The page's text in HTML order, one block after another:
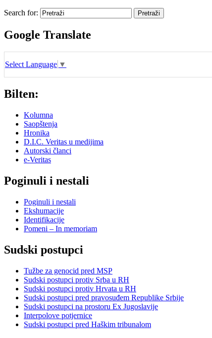
Search for:
Google Translate
Select Language ▼
Bilten:
Kolumna
Saopštenja
Hronika
D.I.C. Veritas u medijima
Autorski članci
e-Veritas
Poginuli i nestali
Poginuli i nestali
Ekshumacije
Identifikacije
Pomeni – In memoriam
Sudski postupci
Tužbe za genocid pred MSP
Sudski postupci protiv Srba u RH
Sudski postupci protiv Hrvata u RH
Sudski postupci pred pravosuđem Republike Srbije
Sudski postupci na prostoru Ex Jugoslavije
Interpolove potjernice
Sudski postupci pred Haškim tribunalom